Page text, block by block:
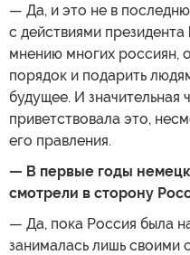
— Да, и это не в
с действиями
мнению многих россиян,
порядок и подарить
будущее. И значительная
приветствовала это,
его правления.
— В первые годы
смотрели в сторону
— Да, пока Россия была
занималась лишь своими